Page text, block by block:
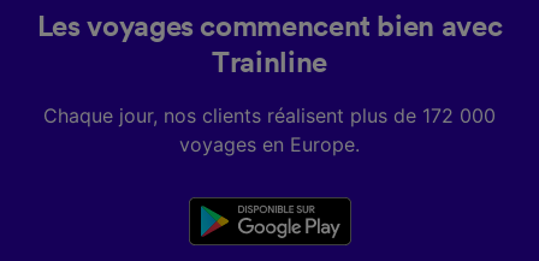
Les voyages commencent bien avec
Trainline
Chaque jour, nos clients réalisent plus de 172 000
voyages en Europe.